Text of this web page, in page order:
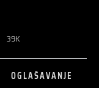
39K
OGLAŠAVANJE